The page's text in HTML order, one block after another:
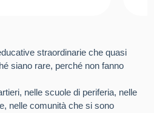
straordinarie che quasi
siano rare, perché non fanno
nelle scuole di periferia, nelle
nelle comunità che si sono